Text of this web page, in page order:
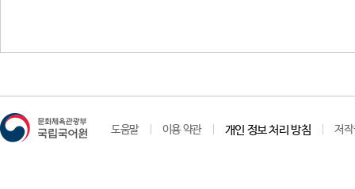
도움말 이용 약관 개인 정보 처리 방침 저